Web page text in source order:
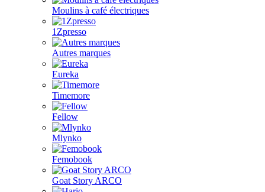
Moulins à café électriques
1Zpresso
Autres marques
Eureka
Timemore
Fellow
Mlynko
Femobook
Goat Story ARCO